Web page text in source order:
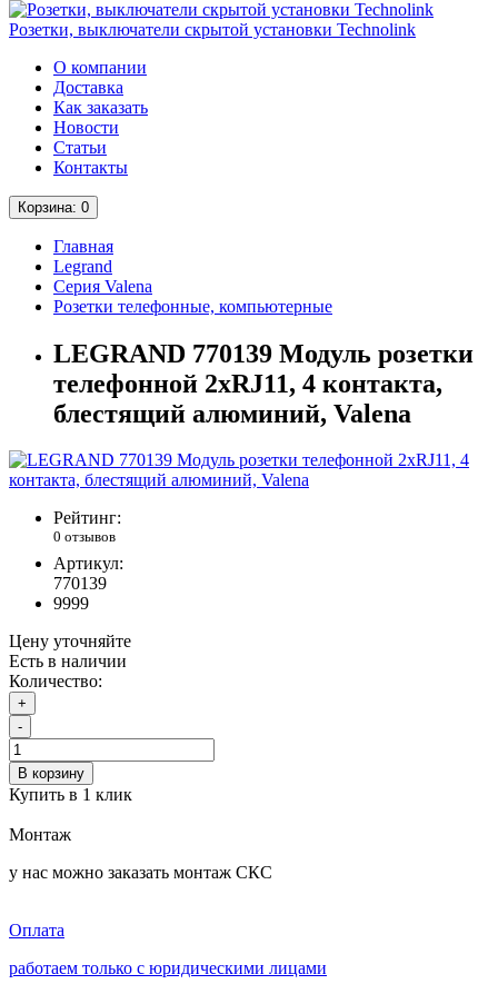
Розетки, выключатели скрытой установки Technolink
О компании
Доставка
Как заказать
Новости
Статьи
Контакты
Корзина: 0
Главная
Legrand
Серия Valena
Розетки телефонные, компьютерные
LEGRAND 770139 Модуль розетки
телефонной 2xRJ11, 4 контакта,
блестящий алюминий, Valena
Рейтинг:
0 отзывов
Артикул:
770139
9999
Цену уточняйте
Есть в наличии
Количество:
+
-
В корзину
Купить в 1 клик
Монтаж
у нас можно заказать монтаж СКС
Оплата
работаем только с юридическими лицами